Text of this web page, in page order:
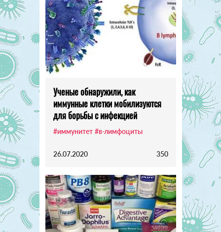
Ученые обнаружили, как
иммунные клетки мобилизуются
для борьбы с инфекцией
#иммунитет #в-лимфоциты
26.07.2020 350